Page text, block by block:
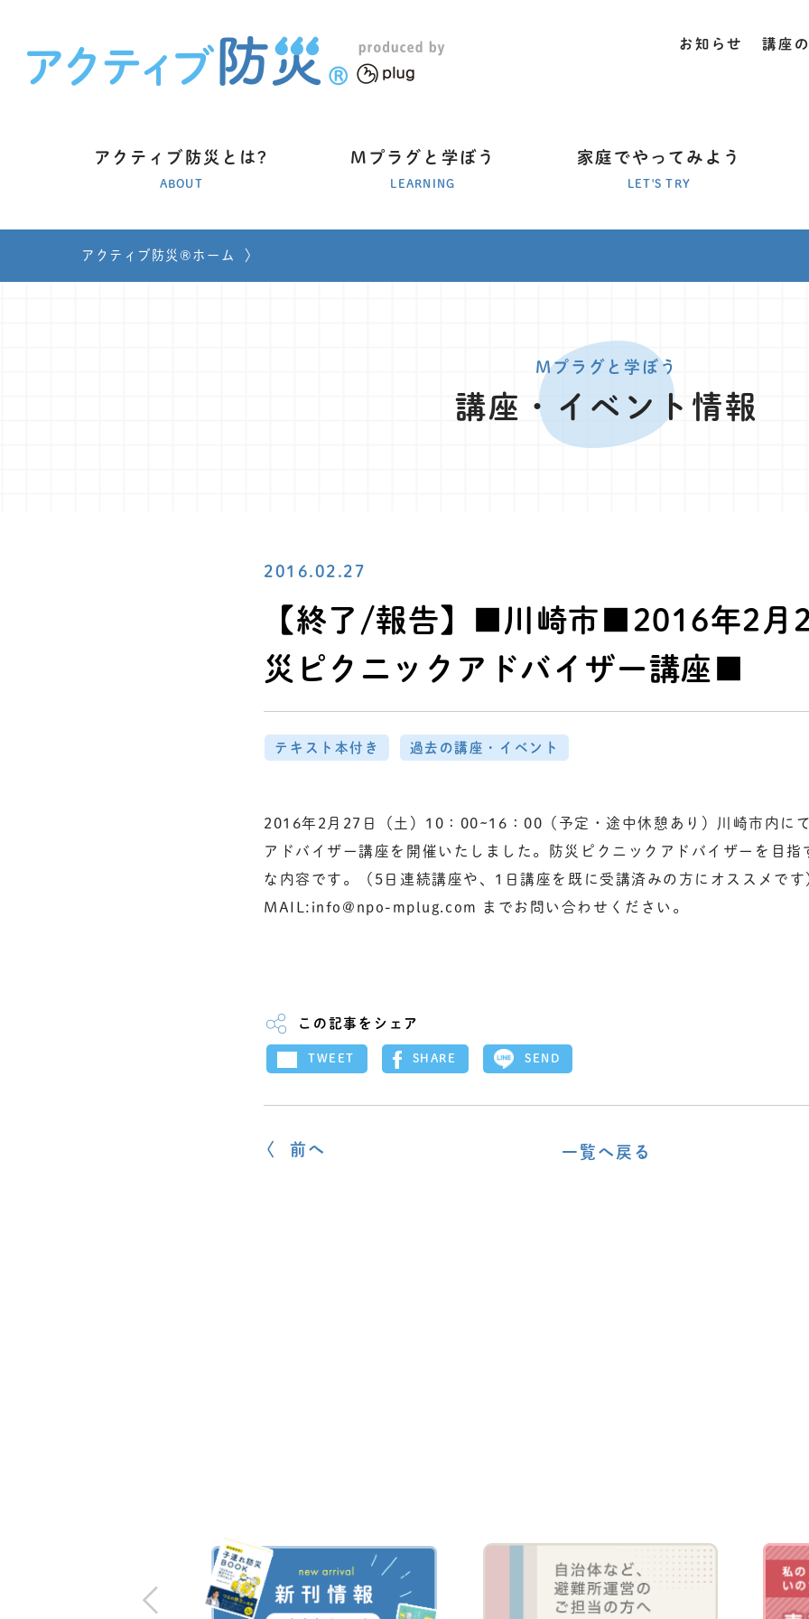
アクティブ防災とは?
ABOUT
Mプラグと学ぼう
LEARNING
家庭でやってみよう
LET'S TRY
お知らせ 講座
アクティブ防災®ホーム 〉
Mプラグと学ぼう
講座・イベント情報
2016.02.27
【終了/報告】■川崎市■2016年2
災ピクニックアドバイザー講座■
テキスト本付き 過去の講座・イベント
2016年2月27日（土）10：00~16：00（予定・途中休憩あり）川崎市内に
アドバイザー講座を開催いたしました。防災ピクニックアドバイザーを目指
な内容です。（5日連続講座や、1日講座を既に受講済みの方にオススメです
MAIL:info@npo-mplug.com までお問い合わせください。
この記事をシェア
TWEET SHARE SEND
一覧へ戻る